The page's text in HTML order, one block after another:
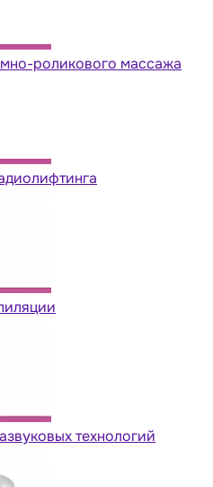
роликового массажа
технологий